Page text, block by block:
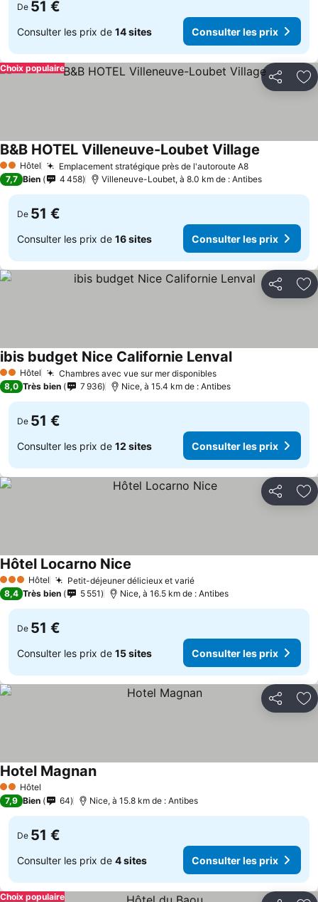
De 51 €
Consulter les prix de 14 sites Consulter les prix
Partager
Choix populaire
2 Étoiles
Hôtel Emplacement stratégique près de l'autoroute A8Consulter
B&B HOTEL Villeneuve-Loubet Village
7,7 Bien 4 458 Villeneuve-Loubet, à 8.0 km de : Antibes
De 51 €
Consulter les prix de 16 sites Consulter les prix
Partager
2 Étoiles
Hôtel Chambres avec vue sur mer disponiblesConsulter les prix
ibis budget Nice Californie LenvalConsulter les
8,0 Très bien 7 936 Nice, à 15.4 km de : Antibes
De 51 €
Consulter les prix de 12 sites Consulter les prix
Partager
3 ÉtoilesHôtel Petit-déjeuner délicieux et variéConsulter les prix
Hôtel Locarno Nice
8,4 Très bien 5 551 Nice, à 16.5 km de : Antibes
De 51 €
Consulter les prix de 15 sites Consulter les prix
Partager
2 Étoiles
Hôtel
Hotel MagnanConsulter les prix
7,9 Bien 64 Nice, à 15.8 km de : Antibes
De 51 €
Consulter les prix de 4 sites Consulter les prix
Choix populaire